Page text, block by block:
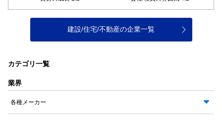
建設/住宅/不動産の企業一覧
カテゴリ一覧
業界
各種メーカー